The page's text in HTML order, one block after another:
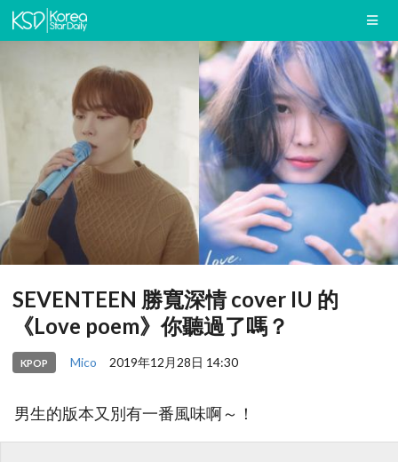
SEVENTEEN 勝寬深情 cover IU 的
《Love poem》你聽過了嗎？
KPOP Mico 2019年12月28日 14:30
男生的版本又別有一番風味啊～！